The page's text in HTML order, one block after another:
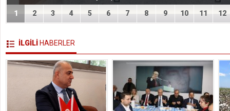
1 2 3 4 5 6 7 8 9 10 11 12
İLGİLİHABERLER